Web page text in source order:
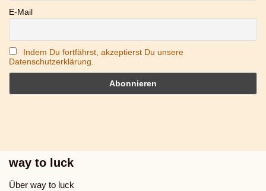
E-Mail
Indem Du fortfährst, akzeptierst Du unsere
Datenschutzerklärung.
way to luck
Über way to luck